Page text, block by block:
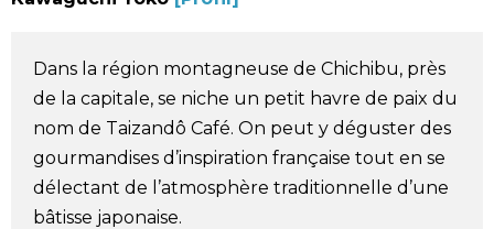
Le japonais
En plus
Données
Dans la région montagneuse de Chichibu, près
de la capitale, se niche un petit havre de paix du
nom de Taizandô Café. On peut y déguster des
gourmandises d’inspiration française tout en se
délectant de l’atmosphère traditionnelle d’une
bâtisse japonaise.